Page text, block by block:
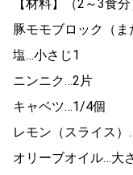
【材料】（2～3食分
豚モモブロック（
塩…小さじ1
ニンニク…2片
キャベツ…1/4個
レモン（スライス）
オリーブオイル…大